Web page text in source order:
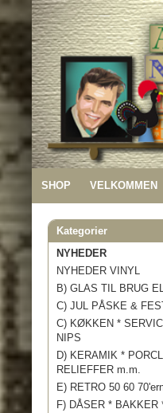
SHOP VELKOMMEN
Kategorier
NYHEDER
NYHEDER VINYL
B) GLAS TIL BRUG
C) JUL PÅSKE &
C) KØKKEN *
NIPS
D) KERAMIK *
RELIEFFER m.m.
E) RETRO 50 60
F) DÅSER * BAKKER